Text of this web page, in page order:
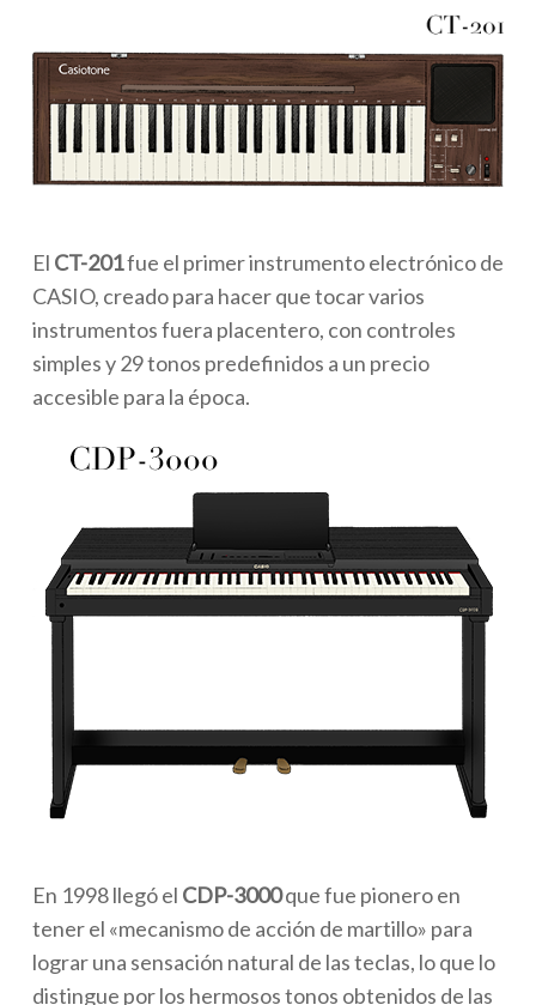
El CT-201fue el primer instrumento electrónico de
CASIO, creado para hacer que tocar varios
instrumentos fuera placentero, con controles
simples y 29 tonos predefinidos a un precio
accesible para la época.
En 1998 llegó el CDP-3000que fue pionero en
tener el «mecanismo de acción de martillo» para
lograr una sensación natural de las teclas, lo que lo
distingue por los hermosos tonos obtenidos de las